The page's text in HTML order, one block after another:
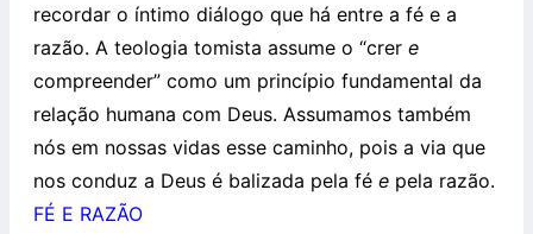
recordar o íntimo diálogo que há entre a fé e a
razão. A teologia tomista assume o “crer e
compreender” como um princípio fundamental da
relação humana com Deus. Assumamos também
nós em nossas vidas esse caminho, pois a via que
nos conduz a Deus é balizada pela fé e pela razão.
FÉ E RAZÃO